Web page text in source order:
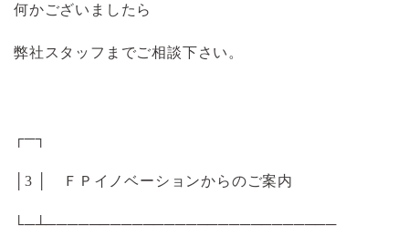
何かございましたら
弊社スタッフまでご相談下さい。
┌─┐
│3 │ ＦＰイノベーションからのご案内
└─┴───────────────────────────